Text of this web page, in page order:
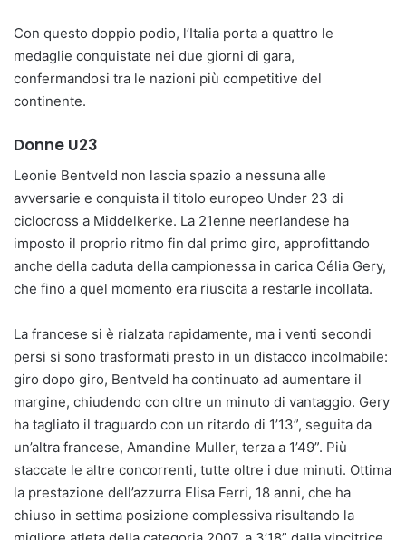
Con questo doppio podio, l’Italia porta a quattro le
medaglie conquistate nei due giorni di gara,
confermandosi tra le nazioni più competitive del
continente.
Donne U23
Leonie Bentveld non lascia spazio a nessuna alle
avversarie e conquista il titolo europeo Under 23 di
ciclocross a Middelkerke. La 21enne neerlandese ha
imposto il proprio ritmo fin dal primo giro, approfittando
anche della caduta della campionessa in carica Célia Gery,
che fino a quel momento era riuscita a restarle incollata.
La francese si è rialzata rapidamente, ma i venti secondi
persi si sono trasformati presto in un distacco incolmabile:
giro dopo giro, Bentveld ha continuato ad aumentare il
margine, chiudendo con oltre un minuto di vantaggio. Gery
ha tagliato il traguardo con un ritardo di 1’13”, seguita da
un’altra francese, Amandine Muller, terza a 1’49”. Più
staccate le altre concorrenti, tutte oltre i due minuti. Ottima
la prestazione dell’azzurra Elisa Ferri, 18 anni, che ha
chiuso in settima posizione complessiva risultando la